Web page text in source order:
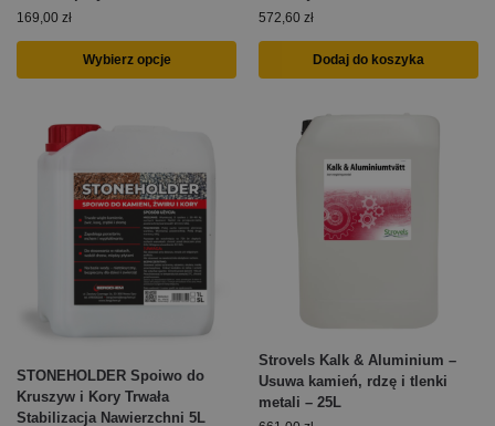
169,00 zł
Wybierz opcje
572,60 zł
Dodaj do koszyka
STONEHOLDER Spoiwo do
Kruszyw i Kory Trwała
Stabilizacja Nawierzchni 5L
Strovels Kalk & Aluminium –
Usuwa kamień, rdzę i tlenki
metali – 25L